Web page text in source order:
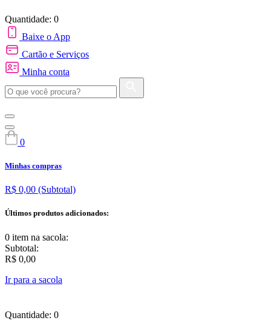
Quantidade: 0
Baixe o App
Cartão e Serviços
Minha conta
0
Minhas compras
R$ 0,00 (Subtotal)
Últimos produtos adicionados:
0 item na sacola:
Subtotal:
R$ 0,00
Ir para a sacola
Quantidade: 0